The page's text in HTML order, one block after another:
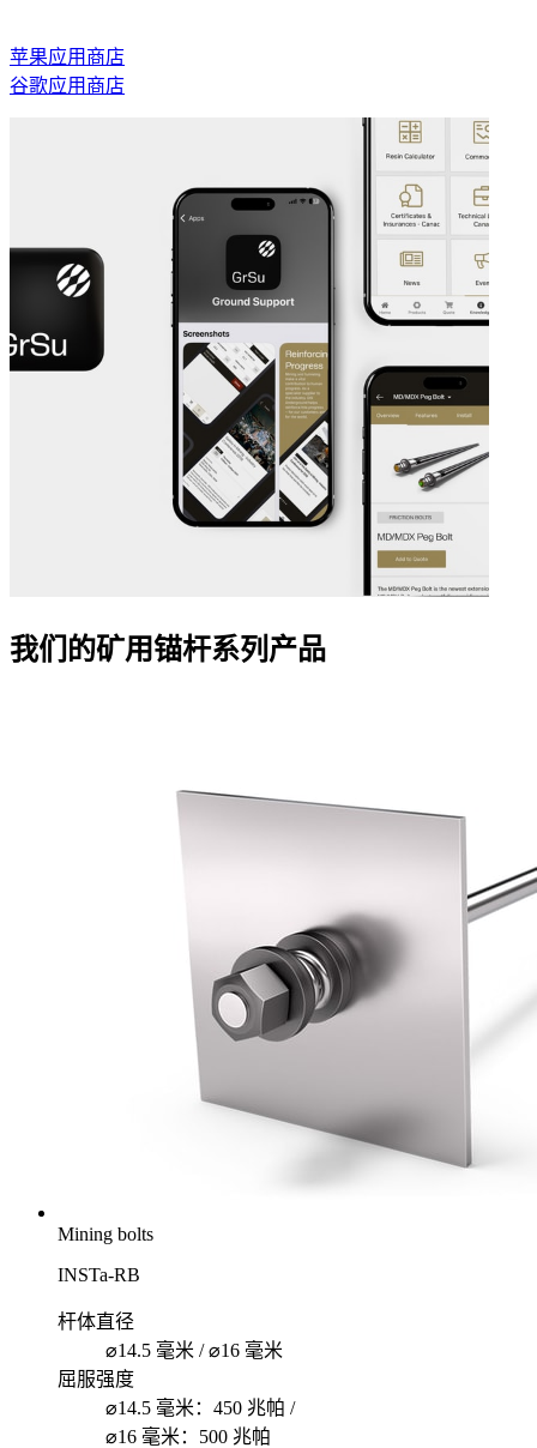
苹果应用商店
谷歌应用商店
我们的矿用锚杆系列产品
Mining bolts
INSTa-RB
杆体直径
⌀14.5 毫米 / ⌀16 毫米
屈服强度
⌀14.5 毫米：450 兆帕 /
⌀16 毫米：500 兆帕